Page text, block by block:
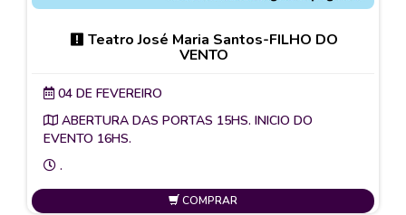
Teatro José Maria Santos-FILHO DO
VENTO
04 DE FEVEREIRO
ABERTURA DAS PORTAS 15HS. INICIO DO
EVENTO 16HS.
.
COMPRAR